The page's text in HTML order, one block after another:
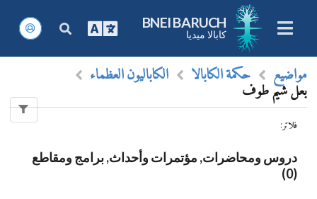
BNEI BARUCH
كابالا ميديا
مواضيع حكمة الكابالا
الكاباليون العظماء
بعل شيم طوف
فلاتر :
دروس ومحاضرات, مؤتمرات وأحداث, برامج ومقاطع
(0)